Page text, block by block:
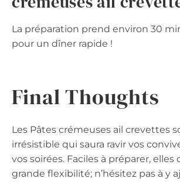
La préparation prend environ 30
pour un dîner rapide !
Final Thoughts
Les Pâtes crémeuses ail crevettes
irrésistible qui saura ravir vos
vos soirées. Faciles à préparer,
grande flexibilité; n’hésitez pas à y